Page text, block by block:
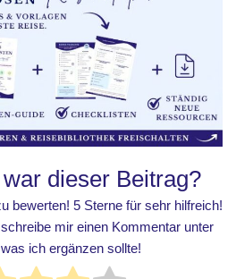
dieser Beitrag?
bewerten! 5 Sterne für sehr hilfreich!
mir einen Kommentar unter
ich ergänzen sollte!